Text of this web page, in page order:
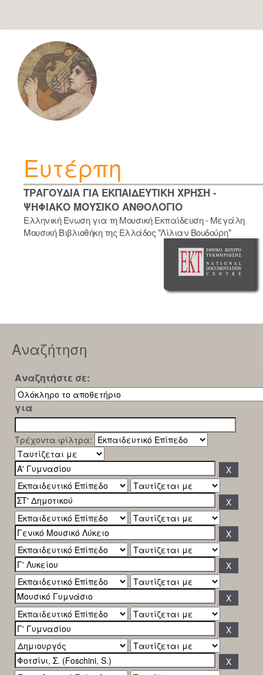
navigation
Ευτέρπη
ΤΡΑΓΟΥΔΙΑ ΓΙΑ ΕΚΠΑΙΔΕΥΤΙΚΗ ΧΡΗΣΗ -
ΨΗΦΙΑΚΟ ΜΟΥΣΙΚΟ ΑΝΘΟΛΟΓΙΟ
Ελληνική Ένωση για τη Μουσική Εκπαίδευση - Μεγάλη
Μουσική Βιβλιοθήκη της Ελλάδος "Λίλιαν Βουδούρη"
Αναζήτηση
Αναζητήστε σε:
για
Τρέχοντα φίλτρα: